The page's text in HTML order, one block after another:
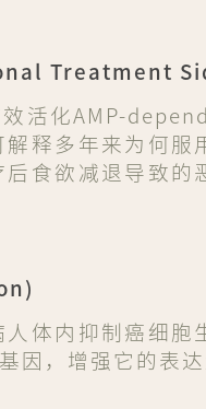
Treatment
活化AMP-
释多年来为何服
食欲减退导致的
体内抑制癌细胞
，增强它的表达